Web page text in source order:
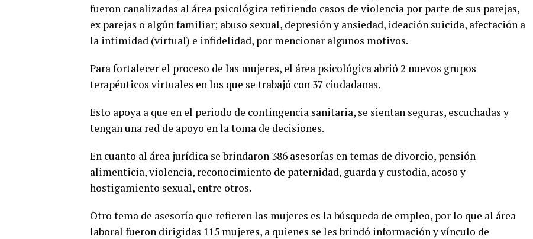
fueron canalizadas al área psicológica refiriendo casos de violencia por parte de sus parejas,
ex parejas o algún familiar; abuso sexual, depresión y ansiedad, ideación suicida, afectación a
la intimidad (virtual) e infidelidad, por mencionar algunos motivos.
Para fortalecer el proceso de las mujeres, el área psicológica abrió 2 nuevos grupos
terapéuticos virtuales en los que se trabajó con 37 ciudadanas.
Esto apoya a que en el periodo de contingencia sanitaria, se sientan seguras, escuchadas y
tengan una red de apoyo en la toma de decisiones.
En cuanto al área jurídica se brindaron 386 asesorías en temas de divorcio, pensión
alimenticia, violencia, reconocimiento de paternidad, guarda y custodia, acoso y
hostigamiento sexual, entre otros.
Otro tema de asesoría que refieren las mujeres es la búsqueda de empleo, por lo que al área
laboral fueron dirigidas 115 mujeres, a quienes se les brindó información y vínculo de